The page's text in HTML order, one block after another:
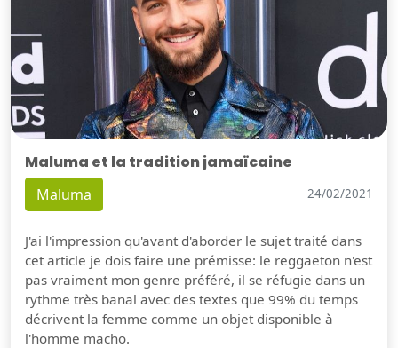
Maluma et la tradition jamaïcaine
Maluma 24/02/2021
J'ai l'impression qu'avant d'aborder le sujet traité dans
cet article je dois faire une prémisse: le reggaeton n'est
pas vraiment mon genre préféré, il se réfugie dans un
rythme très banal avec des textes que 99% du temps
décrivent la femme comme un objet disponible à
l'homme macho.